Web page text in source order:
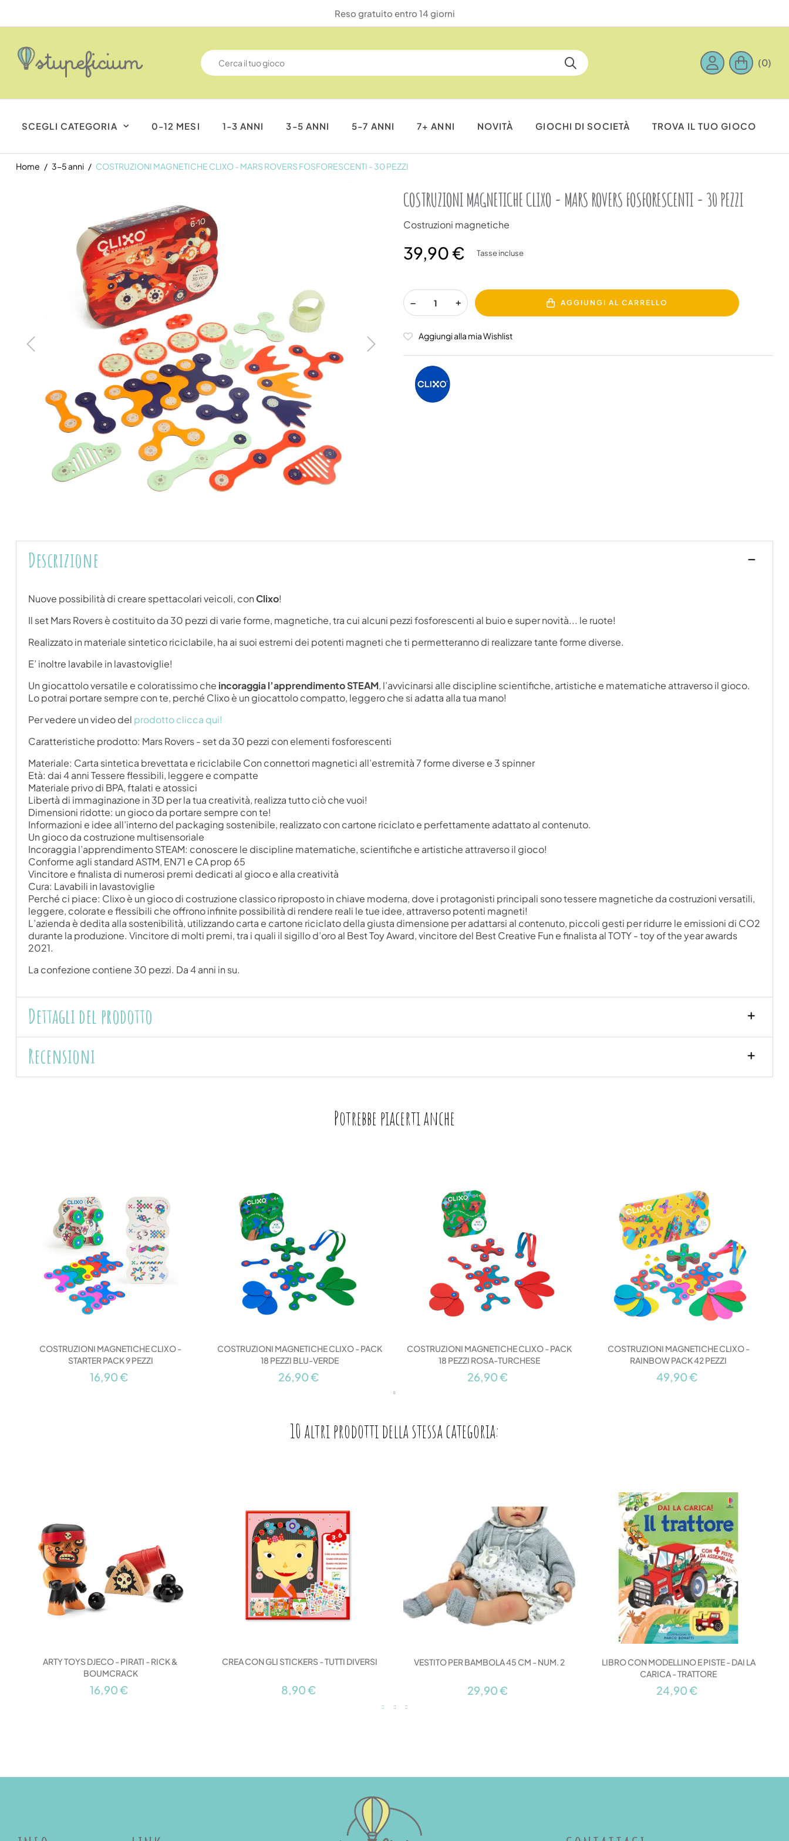
Reso gratuito entro 14 giorni
(0)
SCEGLI CATEGORIA 0-12 MESI 1-3 ANNI 3-5 ANNI 5-7 ANNI 7+ ANNI NOVITÀ GIOCHI DI SOCIETÀ TROVA IL TUO GIOCO
Home 3-5 anni COSTRUZIONI MAGNETICHE CLIXO - MARS ROVERS FOSFORESCENTI - 30 PEZZI
COSTRUZIONI MAGNETICHE CLIXO - MARS ROVERS FOSFORESCENTI - 30 PEZZI
Costruzioni magnetiche
39,90 € Tasse incluse
AGGIUNGI AL CARRELLO
Aggiungi alla mia Wishlist
Descrizione
Nuove possibilità di creare spettacolari veicoli, conClixo!
Il set Mars Rovers è costituito da 30 pezzi di varie forme, magnetiche, tra cui alcuni pezzi fosforescenti al buio e super novità... le ruote!
Realizzato in materiale sintetico riciclabile, ha ai suoi estremi dei potenti magneti che ti permetteranno di realizzare tante forme diverse.
E’ inoltre lavabile in lavastoviglie!
Un giocattolo versatile e coloratissimo che incoraggia l’apprendimento STEAM, l’avvicinarsi alle discipline scientifiche, artistiche e matematiche attraverso il gioco.
Lo potrai portare sempre con te, perché Clixo è un giocattolo compatto, leggero che si adatta alla tua mano!
Per vedere un video del prodotto clicca qui!
Caratteristiche prodotto: Mars Rovers - set da 30 pezzi con elementi fosforescenti
Materiale: Carta sintetica brevettata e riciclabile Con connettori magnetici all’estremità 7 forme diverse e 3 spinner
Età: dai 4 anni Tessere flessibili, leggere e compatte
Materiale privo di BPA, ftalati e atossici
Libertà di immaginazione in 3D per la tua creatività, realizza tutto ciò che vuoi!
Dimensioni ridotte: un gioco da portare sempre con te!
Informazioni e idee all’interno del packaging sostenibile, realizzato con cartone riciclato e perfettamente adattato al contenuto.
Un gioco da costruzione multisensoriale
Incoraggia l’apprendimento STEAM: conoscere le discipline matematiche, scientifiche e artistiche attraverso il gioco!
Conforme agli standard ASTM, EN71 e CA prop 65
Vincitore e finalista di numerosi premi dedicati al gioco e alla creatività
Cura: Lavabili in lavastoviglie
Perché ci piace: Clixo è un gioco di costruzione classico riproposto in chiave moderna, dove i protagonisti principali sono tessere magnetiche da costruzioni versatili,
leggere, colorate e flessibili che offrono infinite possibilità di rendere reali le tue idee, attraverso potenti magneti!
L’azienda è dedita alla sostenibilità, utilizzando carta e cartone riciclato della giusta dimensione per adattarsi al contenuto, piccoli gesti per ridurre le emissioni di CO2
durante la produzione. Vincitore di molti premi, tra i quali il sigillo d’oro al Best Toy Award, vincitore del Best Creative Fun e finalista al TOTY - toy of the year awards
2021.
La confezione contiene 30 pezzi. Da 4 anni in su.
Dettagli del prodotto
Recensioni
Potrebbe piacerti anche
COSTRUZIONI MAGNETICHE CLIXO -
STARTER PACK 9 PEZZI
16,90 €
COSTRUZIONI MAGNETICHE CLIXO - PACK
18 PEZZI BLU-VERDE
26,90 €
COSTRUZIONI MAGNETICHE CLIXO - PACK
18 PEZZI ROSA-TURCHESE
26,90 €
COSTRUZIONI MAGNETICHE CLIXO -
RAINBOW PACK 42 PEZZI
49,90 €
10 altri prodotti della stessa categoria:
ARTY TOYS DJECO - PIRATI - RICK &
BOUMCRACK
16,90 €
CREA CON GLI STICKERS - TUTTI DIVERSI
8,90 €
VESTITO PER BAMBOLA 45 CM - NUM. 2
29,90 €
LIBRO CON MODELLINO E PISTE - DAI LA
CARICA - TRATTORE
24,90 €